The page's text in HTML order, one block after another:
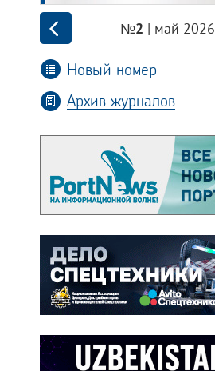
№2 | май 2026
Новый номер
Архив журналов